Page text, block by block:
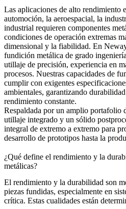
Las aplicaciones de alto rendimiento
automoción, la aeroespacial, la
industrial requieren componentes
condiciones de operación extremas
dimensional y la fiabilidad. En
fundición metálica de grado
utillaje de precisión, experiencia en
procesos. Nuestras capacidades de
cumplir con exigentes
ambientales, garantizando
rendimiento constante.
Respaldada por un amplio portafolio
utillaje integrado y un sólido
integral de extremo a extremo para
desarrollo de prototipos hasta la
¿Qué define el rendimiento y la
metálicas?
El rendimiento y la durabilidad son
piezas fundidas, especialmente en
crítica. Estas cualidades están